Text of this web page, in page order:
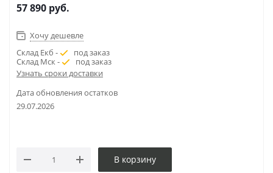
57 890 руб.
Хочу дешевле
Склад Екб -
под заказ
Склад Мск -
под заказ
Узнать сроки доставки
Дата обновления остатков
29.07.2026
В корзину